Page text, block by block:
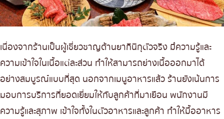
เนื่องจากร้านเป็นผู้เชี่ยวชาญด้านยากินิกุตัวจริง มึความรู้และ
ความเข้าใจในเนื้อแต่ละส่วน ทำให้สามารถย่างเนื้อออกมาได้
อย่างสมบูรณ์แบบที่สุด นอกจากเมนูอาหารแล้ว ร้านยังเน้นการ
มอบการบริการที่ยอดเยี่ยมให้กับลูกค้าที่มาเยือน พนักงานมี
ความรู้และสุภาพ เข้าใจทั้งในตัวอาหารและลูกค้า ทำให้มื้ออาหาร